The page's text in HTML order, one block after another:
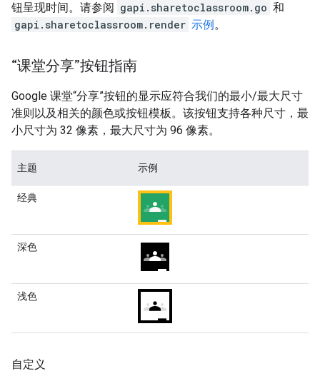
钮呈现时间。请参阅 gapi.sharetoclassroom.go 和
gapi.sharetoclassroom.render 示例 。
“课堂分享”按钮指南
Google 课堂“分享”按钮的显示应符合我们的最小/最大尺寸
准则以及相关的颜色或按钮模板。该按钮支持各种尺寸，最
小尺寸为 32 像素，最大尺寸为 96 像素。
主题 示例
经典
深色
浅色
自定义